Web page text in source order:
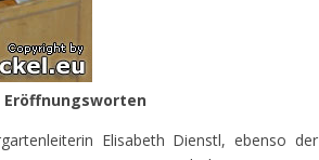
Elisabeth Dienstl, ebenso der